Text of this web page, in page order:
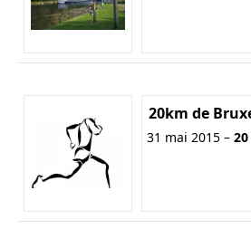
20km de
31 mai 2015 –